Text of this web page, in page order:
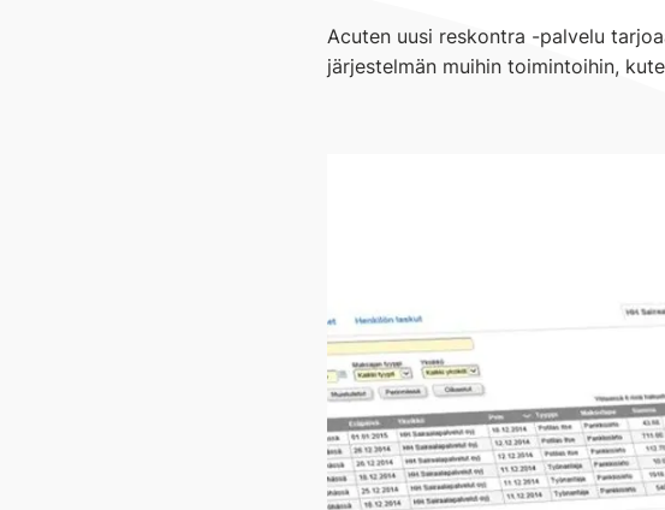
Acuten uusi reskontra -palvelu
järjestelmän muihin toimintoihin,